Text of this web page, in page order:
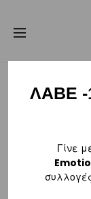
ΛΑΒΕ -
Γίνε